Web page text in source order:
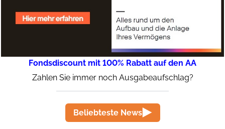
Fondsdiscount mit 100% Rabatt auf den AA
Zahlen Sie immer noch Ausgabeaufschlag?
Beliebteste News